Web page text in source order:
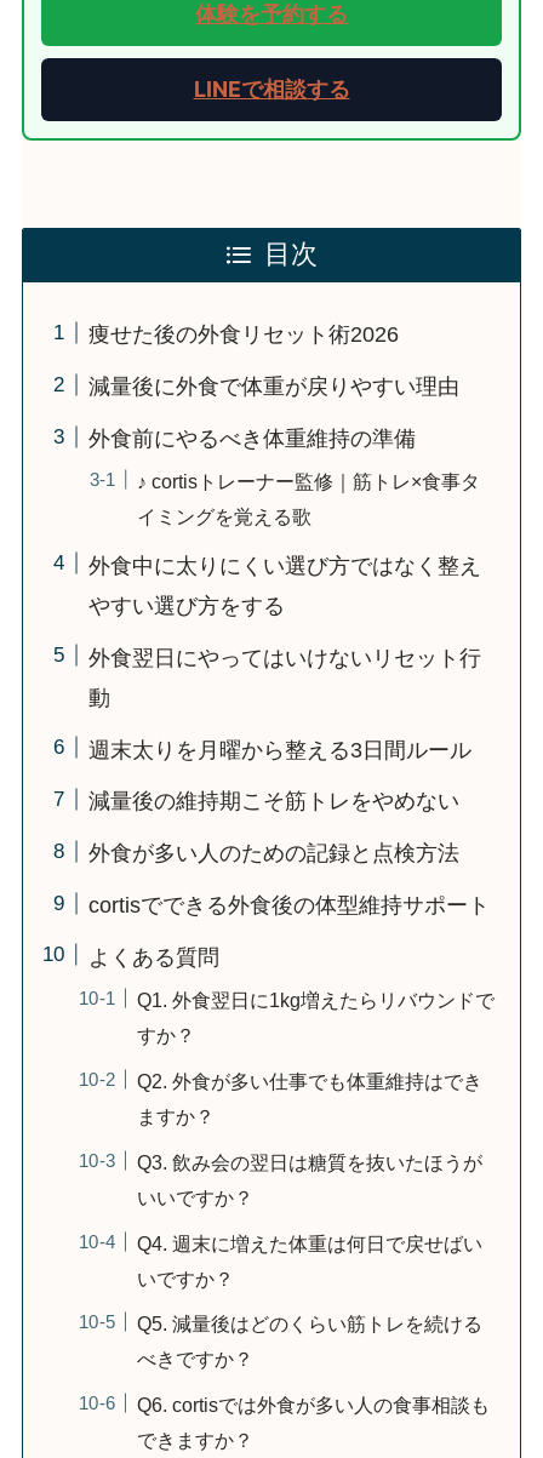
体験を予約する
LINEで相談する
目次
痩せた後の外食リセット術2026
減量後に外食で体重が戻りやすい理由
外食前にやるべき体重維持の準備
♪ cortisトレーナー監修｜筋トレ×食事タ
イミングを覚える歌
外食中に太りにくい選び方ではなく整え
やすい選び方をする
外食翌日にやってはいけないリセット行
動
週末太りを月曜から整える3日間ルール
減量後の維持期こそ筋トレをやめない
外食が多い人のための記録と点検方法
cortisでできる外食後の体型維持サポート
よくある質問
Q1. 外食翌日に1kg増えたらリバウンドで
すか？
Q2. 外食が多い仕事でも体重維持はでき
ますか？
Q3. 飲み会の翌日は糖質を抜いたほうが
いいですか？
Q4. 週末に増えた体重は何日で戻せばい
いですか？
Q5. 減量後はどのくらい筋トレを続ける
べきですか？
Q6. cortisでは外食が多い人の食事相談も
できますか？